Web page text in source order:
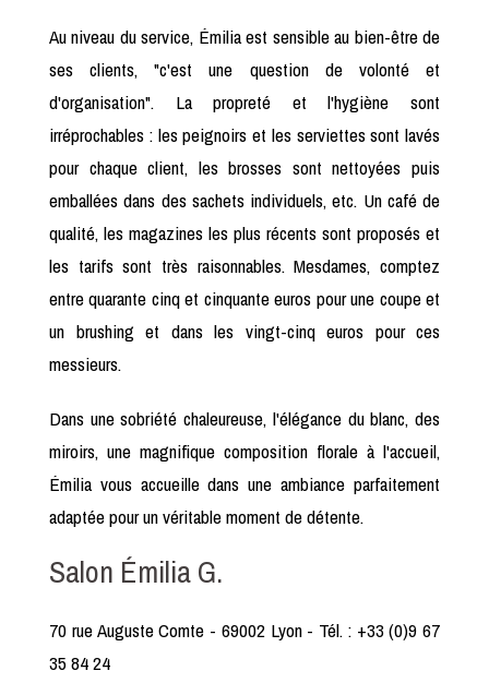
Au niveau du service, Émilia est sensible au bien-être de
ses clients, "c'est une question de volonté et
d'organisation". La propreté et l'hygiène sont
irréprochables : les peignoirs et les serviettes sont lavés
pour chaque client, les brosses sont nettoyées puis
emballées dans des sachets individuels, etc. Un café de
qualité, les magazines les plus récents sont proposés et
les tarifs sont très raisonnables. Mesdames, comptez
entre quarante cinq et cinquante euros pour une coupe et
un brushing et dans les vingt-cinq euros pour ces
messieurs.
Dans une sobriété chaleureuse, l'élégance du blanc, des
miroirs, une magnifique composition florale à l'accueil,
Émilia vous accueille dans une ambiance parfaitement
adaptée pour un véritable moment de détente.
Salon Émilia G.
70 rue Auguste Comte - 69002 Lyon - Tél. : +33 (0)9 67
35 84 24